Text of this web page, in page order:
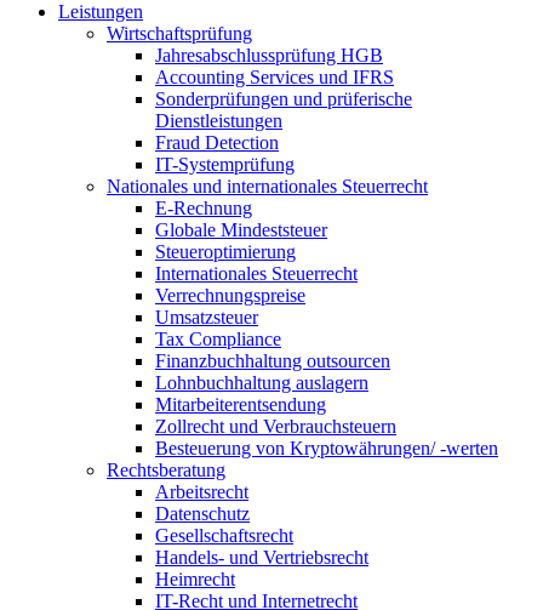
Leistungen
Wirtschaftsprüfung
Jahresabschlussprüfung HGB
Accounting Services und IFRS
Sonderprüfungen und prüferische
Dienstleistungen
Fraud Detection
IT-Systemprüfung
Nationales und internationales Steuerrecht
E-Rechnung
Globale Mindeststeuer
Steueroptimierung
Internationales Steuerrecht
Verrechnungspreise
Umsatzsteuer
Tax Compliance
Finanzbuchhaltung outsourcen
Lohnbuchhaltung auslagern
Mitarbeiterentsendung
Zollrecht und Verbrauchsteuern
Besteuerung von Kryptowährungen/ -werten
Rechtsberatung
Arbeitsrecht
Datenschutz
Gesellschaftsrecht
Handels- und Vertriebsrecht
Heimrecht
IT-Recht und Internetrecht